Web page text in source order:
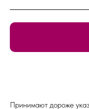
Принимают дороже